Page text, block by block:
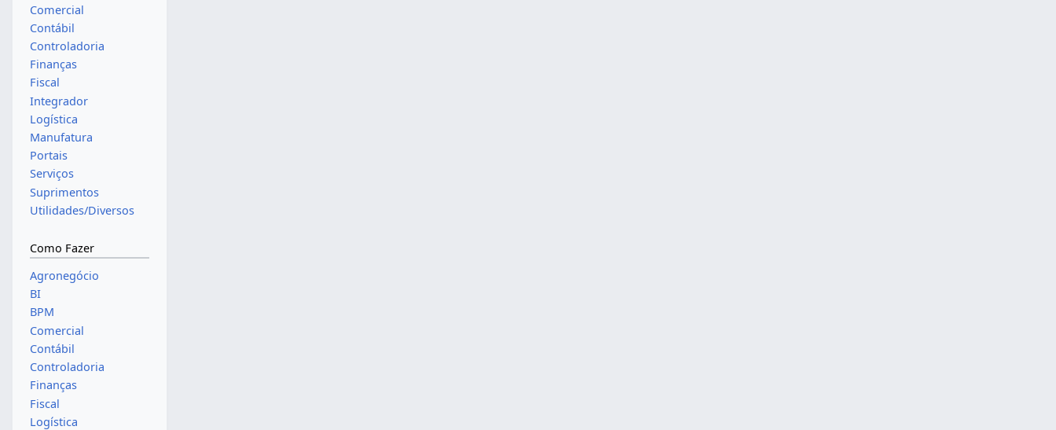
Comercial
Contábil
Controladoria
Finanças
Fiscal
Integrador
Logística
Manufatura
Portais
Serviços
Suprimentos
Utilidades/Diversos
Como Fazer
Agronegócio
BI
BPM
Comercial
Contábil
Controladoria
Finanças
Fiscal
Logística